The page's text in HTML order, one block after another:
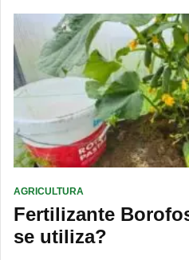
AGRICULTURA
Fertilizante
se utiliza?